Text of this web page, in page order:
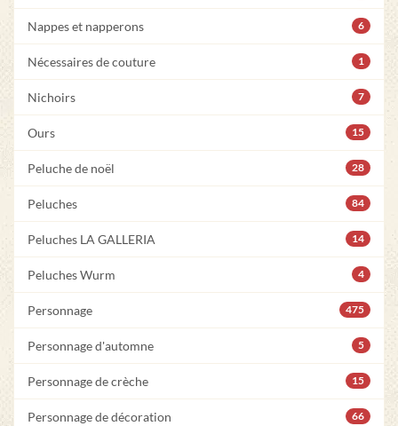
Nappes et napperons 6
Nécessaires de couture 1
Nichoirs 7
Ours 15
Peluche de noël 28
Peluches 84
Peluches LA GALLERIA 14
Peluches Wurm 4
Personnage 475
Personnage d'automne 5
Personnage de crèche 15
Personnage de décoration 66